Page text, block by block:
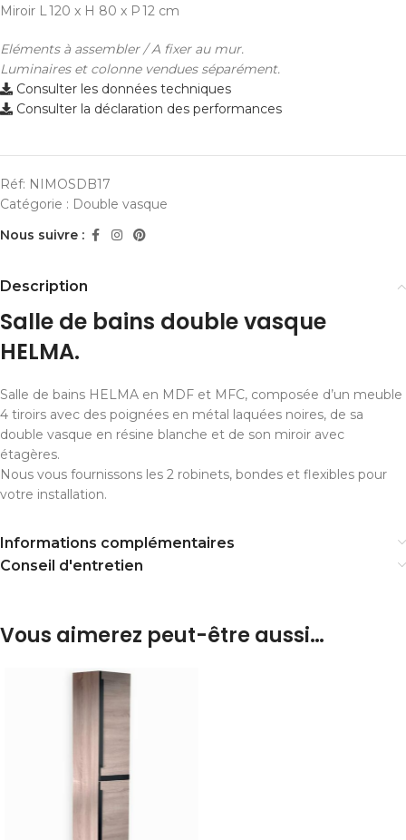
Miroir L 120 x H 80 x P 12 cm
Eléments à assembler / A fixer au mur.
Luminaires et colonne vendues séparément.
Consulter les données techniques
Consulter la déclaration des performances
Réf: NIMOSDB17
Catégorie : Double vasque
Nous suivre :
Description
Salle de bains double vasque
HELMA.
Salle de bains HELMA en MDF et MFC, composée d’un meuble
4 tiroirs avec des poignées en métal laquées noires, de sa
double vasque en résine blanche et de son miroir avec
étagères.
Nous vous fournissons les 2 robinets, bondes et flexibles pour
votre installation.
Informations complémentaires
Conseil d'entretien
Vous aimerez peut-être aussi…